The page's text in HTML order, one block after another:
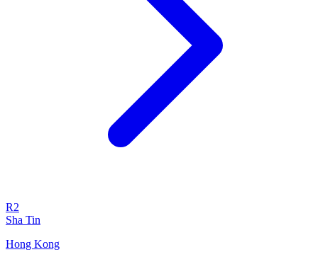
R2
Sha Tin
Hong Kong